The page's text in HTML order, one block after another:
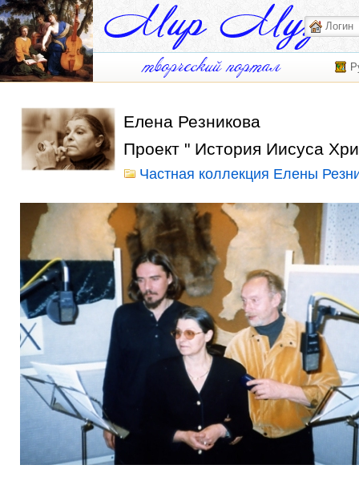
Елена Резникова
Проект " История Иисуса
Частная коллекция Елены